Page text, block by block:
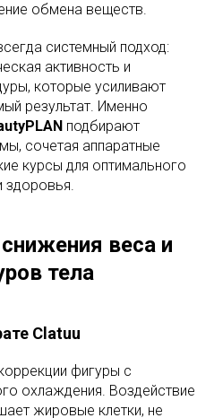
обмена веществ.
системный подход:
активность и
которые усиливают
результат. Именно
подбирают
сочетая аппаратные
курсы для оптимального
здоровья.
веса и
тела
Clatuu
фигуры с
охлаждения. Воздействие
жировые клетки, не